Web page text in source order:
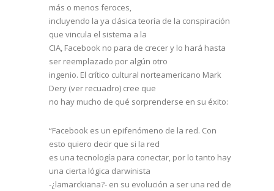
más o menos feroces,
incluyendo la ya clásica teoría de la conspiración
que vincula el sistema a la
CIA, Facebook no para de crecer y lo hará hasta
ser reemplazado por algún otro
ingenio. El crítico cultural norteamericano Mark
Dery (ver recuadro) cree que
no hay mucho de qué sorprenderse en su éxito:
“Facebook es un epifenómeno de la red. Con
esto quiero decir que si la red
es una tecnología para conectar, por lo tanto hay
una cierta lógica darwinista
-¿lamarckiana?- en su evolución a ser una red de